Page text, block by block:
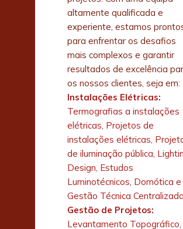
altamente qualificada e
experiente, estamos
para enfrentar os desafios
mais complexos e garantir
resultados de excelência
os nossos clientes, seja em:
Instalações Elétricas:
Termografias a instalações
elétricas, Projetos de
instalações elétricas,
de iluminação pública,
Design, Estudos
Luminotécnicos, Domótica e
Gestão Técnica Centralizada
Gestão de Projetos:
Levantamento Topográfico,